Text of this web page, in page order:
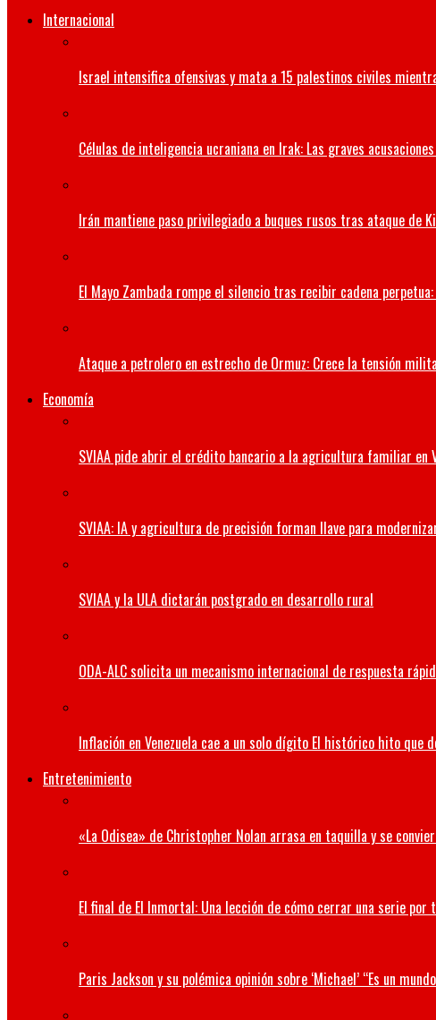
Internacional
Israel intensifica ofensivas y mata a 15 palestinos civiles
Células de inteligencia ucraniana en Irak: Las graves
Irán mantiene paso privilegiado a buques rusos tras ataque de
El Mayo Zambada rompe el silencio tras recibir cadena
Ataque a petrolero en estrecho de Ormuz: Crece la tensión
Economía
SVIAA pide abrir el crédito bancario a la agricultura familiar en
SVIAA: IA y agricultura de precisión forman llave para
SVIAA y la ULA dictarán postgrado en desarrollo rural
ODA-ALC solicita un mecanismo internacional de respuesta
Inflación en Venezuela cae a un solo dígito El histórico hito que
Entretenimiento
«La Odisea» de Christopher Nolan arrasa en taquilla y se
El final de El Inmortal: Una lección de cómo cerrar una serie por
Paris Jackson y su polémica opinión sobre ‘Michael’ “Es un